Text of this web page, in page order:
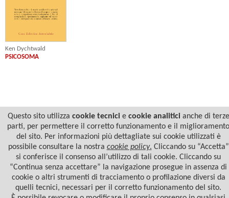
Ken Dychtwald
PSICOSOMA
© 2022 Casa Editrice Astrolabio - Ubaldini Editore S.r.l. - P.IVA 10323461003 |
Informativa
privacy/cookies
Questo sito utilizza cookie tecnicie cookie analiticianche di terze
parti, per permettere il corretto funzionamento e il miglioramento
del sito. Per informazioni più dettagliate sui cookie utilizzati è
possibile consultare la nostra cookie policy. Cliccando su “Accetta”
si conferisce il consenso all’utilizzo di tali cookie. Cliccando su
“Continua senza accettare” la navigazione prosegue in assenza di
cookie o altri strumenti di tracciamento o profilazione diversi da
quelli tecnici, necessari per il corretto funzionamento del sito.